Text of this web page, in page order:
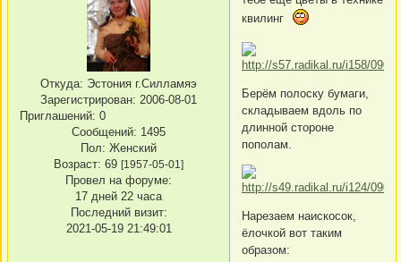
Откуда: Эстония г.Силламяэ
Зарегистрирован: 2006-08-01
Приглашений: 0
Сообщений: 1495
Пол: Женский
Возраст: 69 [1957-05-01]
Провел на форуме:
17 дней 22 часа
Последний визит:
2021-05-19 21:49:01
квилинг
Берём полоску бумаги,
складываем вдоль по
длинной стороне
пополам.
Нарезаем наискосок,
ёлочкой вот таким
образом: